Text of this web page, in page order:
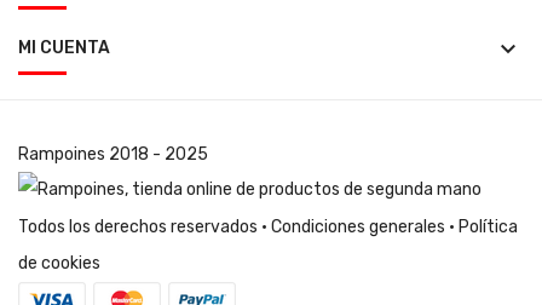
MI CUENTA keyboard_arrow_down
Rampoines 2018 - 2025
Todos los derechos reservados · Condiciones generales · Política
de cookies